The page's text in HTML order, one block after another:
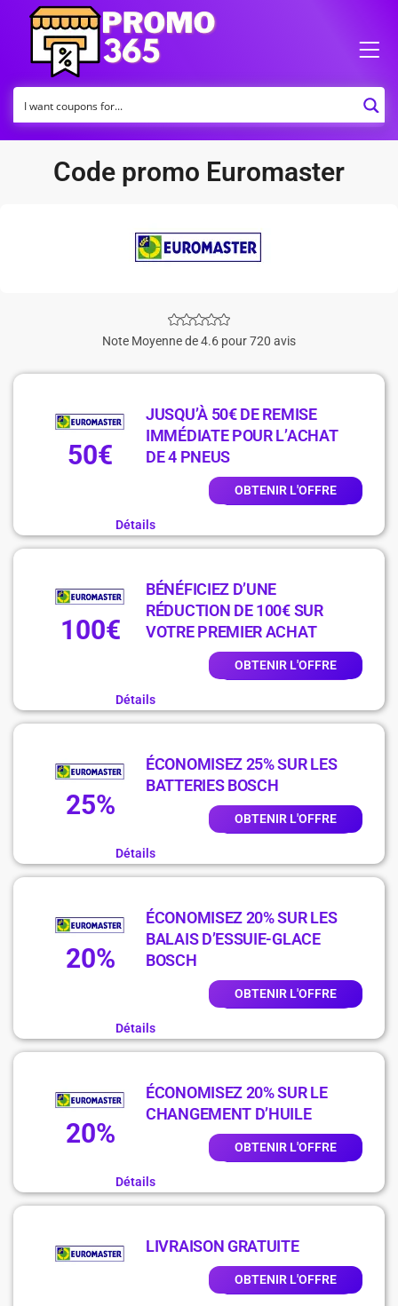
Code promo Euromaster
Note Moyenne de 4.6 pour 720 avis
50€
JUSQU’À 50€ DE REMISE
IMMÉDIATE POUR L’ACHAT
DE 4 PNEUS
OBTENIR L'OFFRE
Détails
100€
BÉNÉFICIEZ D’UNE
RÉDUCTION DE 100€ SUR
VOTRE PREMIER ACHAT
OBTENIR L'OFFRE
Détails
25%
ÉCONOMISEZ 25% SUR LES
BATTERIES BOSCH
OBTENIR L'OFFRE
Détails
20%
ÉCONOMISEZ 20% SUR LES
BALAIS D’ESSUIE-GLACE
BOSCH
OBTENIR L'OFFRE
Détails
20%
ÉCONOMISEZ 20% SUR LE
CHANGEMENT D’HUILE
OBTENIR L'OFFRE
Détails
LIVRAISON GRATUITE
OBTENIR L'OFFRE